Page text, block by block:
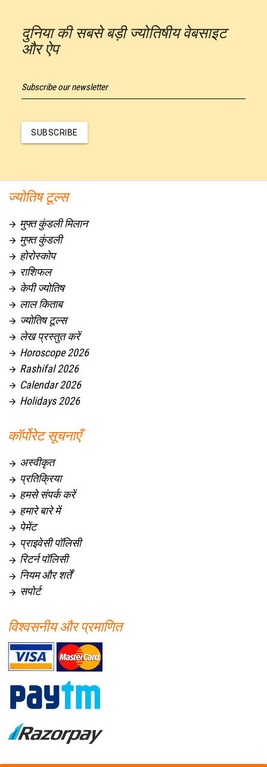
दुनिया की सबसे बड़ी ज्योतिषीय वेबसाइट
और ऐप
Subscribe our newsletter
SUBSCRIBE
ज्योतिष टूल्स
 मुफ्त कुंडली मिलान
 मुफ्त कुंडली
 होरोस्कोप
 राशिफल
 केपी ज्योतिष
 लाल किताब
 ज्योतिष टूल्स
 लेख प्रस्तुत करें
 Horoscope 2026
 Rashifal 2026
 Calendar 2026
 Holidays 2026
कॉर्पोरेट सूचनाएँ
 अस्वीकृत
 प्रतिक्रिया
 हमसे संपर्क करें
 हमारे बारे में
 पेमेंट
 प्राइवेसी पॉलिसी
 रिटर्न पॉलिसी
 नियम और शर्तें
 सपोर्ट
विश्वसनीय और प्रमाणित